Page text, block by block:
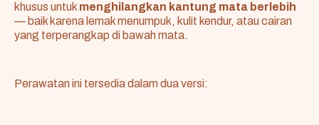
khusus untukmenghilangkan kantung mata berlebih
— baik karena lemak menumpuk, kulit kendur, atau cairan
yang terperangkap di bawah mata.
Perawatan ini tersedia dalam dua versi: